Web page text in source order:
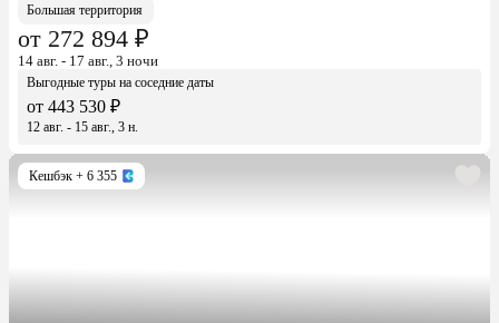
Большая территория
от 272 894 ₽
14 авг. - 17 авг., 3 ночи
Выгодные туры на соседние даты
от 443 530 ₽
12 авг. - 15 авг., 3 н.
Кешбэк + 6 355